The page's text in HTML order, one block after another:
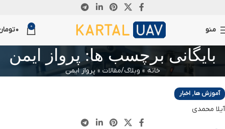
منو 0
0
بایگانی برچسب ها: پرواز ایمن
خانه» وبلاگ/مقالات » پرواز ایمن
ژانویه
آموزش ها, اخبار
آیلا محمدی